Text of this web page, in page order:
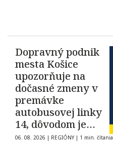
Dopravný podnik
mesta Košice
upozorňuje na
dočasné zmeny v
premávke
autobusovej linky
14, dôvodom je
Race Jahodná 2026
06. 08. 2026 | REGIÓNY | 1 min. čítania